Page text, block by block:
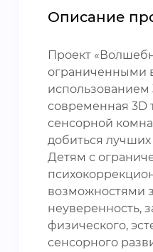
Описание
Проект
ограниченными
использованием
современная 3D
сенсорной
добиться
Детям с
возможностями
неуверенность,
физического,
сенсорного